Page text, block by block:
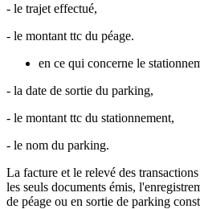
- le trajet effectué,
- le montant ttc du péage.
en ce qui concerne le
- la date de sortie du parking,
- le montant ttc du stationnement,
- le nom du parking.
La facture et le relevé des
les seuls documents émis,
de péage ou en sortie de parking